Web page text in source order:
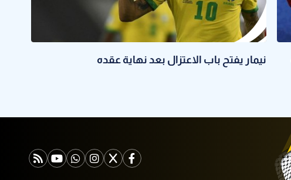
نيمار يفتح باب الاعتزال بعد نهاية عقده